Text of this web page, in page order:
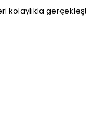
kolaylıkla